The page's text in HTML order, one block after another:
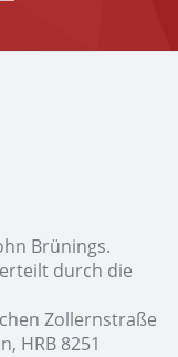
Brünings.
durch die
Zollernstraße
HRB 8251